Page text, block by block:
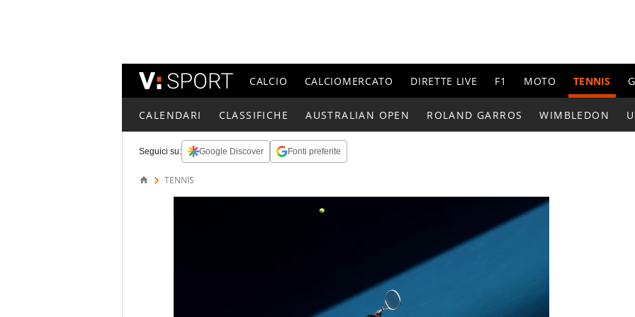
CALCIO CALCIOMERCATO DIRETTE LIVE F1 MOTO TENNIS
CALENDARI CLASSIFICHE AUSTRALIAN OPEN ROLAND GARROS WIMBLEDON
Seguici su: Google Discover Fonti preferite
TENNIS